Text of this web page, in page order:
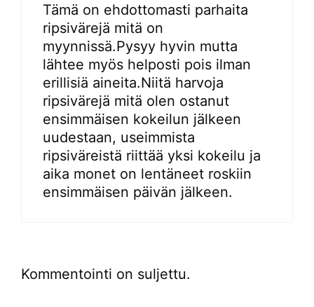
Tämä on ehdottomasti parhaita
ripsivärejä mitä on
myynnissä.Pysyy hyvin mutta
lähtee myös helposti pois ilman
erillisiä aineita.Niitä harvoja
ripsivärejä mitä olen ostanut
ensimmäisen kokeilun jälkeen
uudestaan, useimmista
ripsiväreistä riittää yksi kokeilu ja
aika monet on lentäneet roskiin
ensimmäisen päivän jälkeen.
Kommentointi on suljettu.